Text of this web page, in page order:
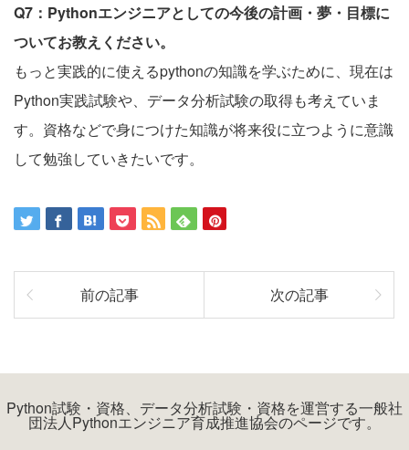
Q7：Pythonエンジニアとしての今後の計画・夢・目標に
ついてお教えください。
もっと実践的に使えるpythonの知識を学ぶために、現在は
Python実践試験や、データ分析試験の取得も考えていま
す。資格などで身につけた知識が将来役に立つように意識
して勉強していきたいです。
前の記事 次の記事
Python試験・資格、データ分析試験・資格を運営する一般社
団法人Pythonエンジニア育成推進協会のページです。